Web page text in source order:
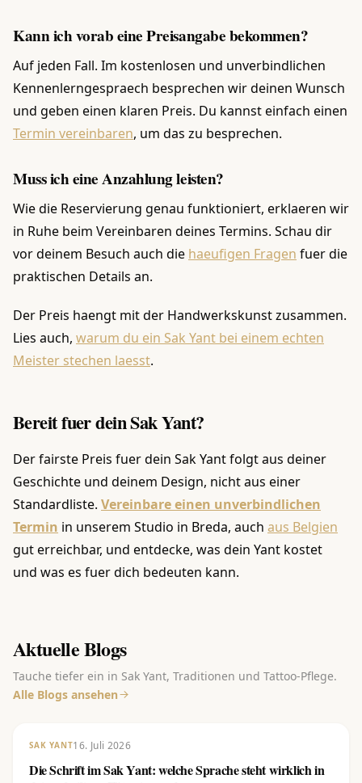
Kann ich vorab eine Preisangabe bekommen?
Auf jeden Fall. Im kostenlosen und unverbindlichen
Kennenlerngespraech besprechen wir deinen Wunsch
und geben einen klaren Preis. Du kannst einfach einen
Termin vereinbaren, um das zu besprechen.
Muss ich eine Anzahlung leisten?
Wie die Reservierung genau funktioniert, erklaeren wir
in Ruhe beim Vereinbaren deines Termins. Schau dir
vor deinem Besuch auch die haeufigen Fragen fuer die
praktischen Details an.
Der Preis haengt mit der Handwerkskunst zusammen.
Lies auch, warum du ein Sak Yant bei einem echten
Meister stechen laesst.
Bereit fuer dein Sak Yant?
Der fairste Preis fuer dein Sak Yant folgt aus deiner
Geschichte und deinem Design, nicht aus einer
Standardliste. Vereinbare einen unverbindlichen
Termin in unserem Studio in Breda, auch aus Belgien
gut erreichbar, und entdecke, was dein Yant kostet
und was es fuer dich bedeuten kann.
Aktuelle Blogs
Tauche tiefer ein in Sak Yant, Traditionen und Tattoo-Pflege.
Alle Blogs ansehen
SAK YANT16. Juli 2026
Die Schrift im Sak Yant: welche Sprache steht wirklich in